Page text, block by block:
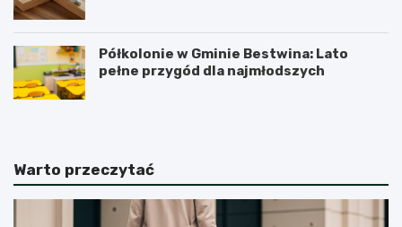
Półkolonie w Gminie Bestwina: Lato
pełne przygód dla najmłodszych
Warto przeczytać